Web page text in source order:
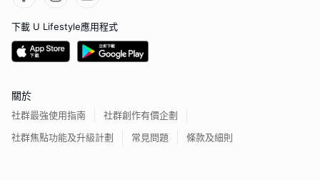
下載 U Lifestyle應用程式
關於
社群最強使用指南
社群創作有價企劃
社群焦點功能及升級計劃
常見問題 條款及細則